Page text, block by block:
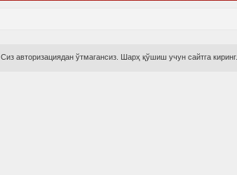
Сиз авторизациядан ўтмагансиз. Шарҳ қўшиш учун сайтга киринг.